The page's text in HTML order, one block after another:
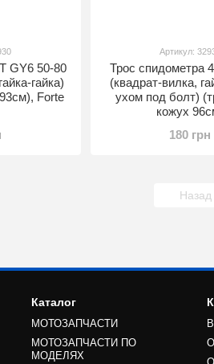
GY6 50-80
гайка)
Forte
Артикул:
Трос спидометра
(квадрат-вилка,
ухом под болт)
кожух
180 грн
Назад
Каталог
МОТОЗАПЧАСТИ
МОТОЗАПЧАСТИ ПО
МОДЕЛЯХ